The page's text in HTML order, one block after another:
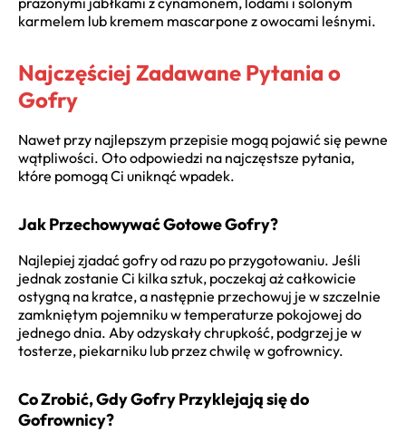
karmelem lub kremem mascarpone z owocami leśnymi.
Najczęściej Zadawane Pytania o
Gofry
Nawet przy najlepszym przepisie mogą pojawić się pewne
wątpliwości. Oto odpowiedzi na najczęstsze pytania,
które pomogą Ci uniknąć wpadek.
Jak Przechowywać Gotowe Gofry?
Najlepiej zjadać gofry od razu po przygotowaniu. Jeśli
jednak zostanie Ci kilka sztuk, poczekaj aż całkowicie
ostygną na kratce, a następnie przechowuj je w szczelnie
zamkniętym pojemniku w temperaturze pokojowej do
jednego dnia. Aby odzyskały chrupkość, podgrzej je w
tosterze, piekarniku lub przez chwilę w gofrownicy.
Co Zrobić, Gdy Gofry Przyklejają się do
Gofrownicy?